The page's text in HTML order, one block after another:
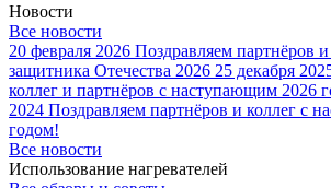
Новости
Все новости
20 февраля 2026 Поздравляем партнёров
защитника Отечества 2026 25 декабря
коллег и партнёров с наступающим 2026
2024 Поздравляем партнёров и коллег с
годом!
Все новости
Использование нагревателей